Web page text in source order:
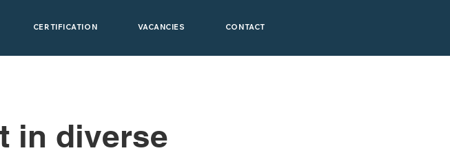
CERTIFICATION VACANCIES CONTACT
in diverse